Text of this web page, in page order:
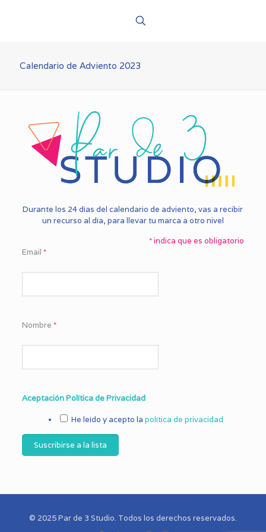
Calendario de Adviento 2023
Durante los 24 días del calendario de adviento, vas a recibir
un recurso al día, para llevar tu marca a otro nivel
*indica que es obligatorio
Email *
Nombre *
Aceptación Política de Privacidad
He leído y acepto la política de privacidad
© 2025 Par de 3 Studio. Todos los derechos reservados.